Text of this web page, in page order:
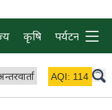
कृषि पर्यटन प्रवास
विचार/ब्लग
AQI: 114